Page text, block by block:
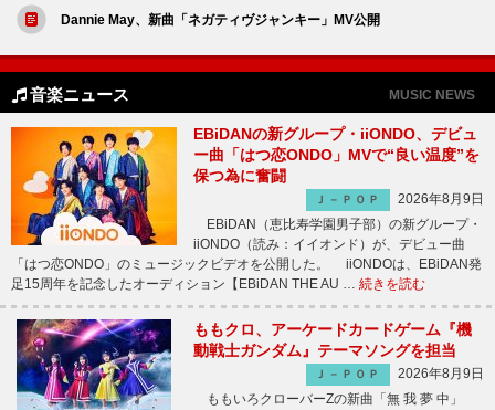
Dannie May、新曲「ネガティヴジャンキー」MV公開
音楽ニュース MUSIC NEWS
EBiDANの新グループ・iiONDO、デビュ
ー曲「はつ恋ONDO」MVで“良い温度”を
保つ為に奮闘
Ｊ－ＰＯＰ
2026年8月9日
EBiDAN（恵比寿学園男子部）の新グループ・
iiONDO（読み：イイオンド）が、デビュー曲
「はつ恋ONDO」のミュージックビデオを公開した。 iiONDOは、EBiDAN発
足15周年を記念したオーディション【EBiDAN THE AU … 続きを読む
ももクロ、アーケードカードゲーム『機
動戦士ガンダム』テーマソングを担当
Ｊ－ＰＯＰ
2026年8月9日
ももいろクローバーZの新曲「無 我 夢 中」